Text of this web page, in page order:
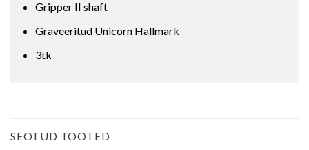
Gripper II shaft
Graveeritud Unicorn Hallmark
3tk
SEOTUD TOOTED